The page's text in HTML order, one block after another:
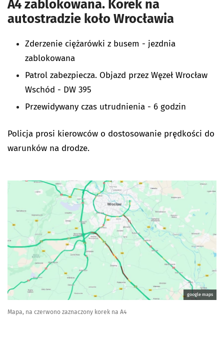
A4 zablokowana. Korek na
autostradzie koło Wrocławia
Zderzenie ciężarówki z busem - jezdnia
zablokowana
Patrol zabezpiecza. Objazd przez Węzeł Wrocław
Wschód - DW 395
Przewidywany czas utrudnienia - 6 godzin
Policja prosi kierowców o dostosowanie prędkości do
warunków na drodze.
google maps
Mapa, na czerwono zaznaczony korek na A4